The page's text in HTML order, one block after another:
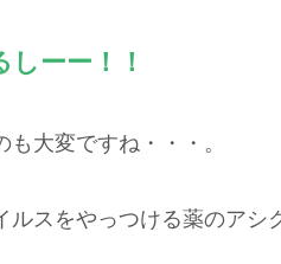
しーー！！
も大変ですね・・・。
ルスをやっつける薬のアシ